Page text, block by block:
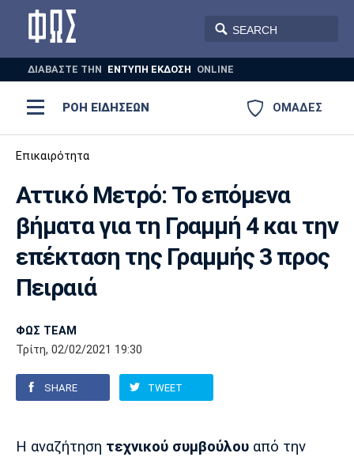
ΔΙΑΒΑΣΤΕ THN ΕΝΤΥΠΗ ΕΚΔΟΣΗ ONLINE
ΟΜΑΔΕΣ
ΡΟΗ ΕΙΔΗΣΕΩΝ
ΠΟΔΟΣΦΑΙΡΟ
ΠΟΛΟ
AUTO-MOTO PLUS
Ποδόσφαιρο
Super League 1
Super League 2
Champions League
Europa League
Μπάσκετ
Ελλάδα
ΝΒΑ
Α Γυναικών
Ολυμπιακοί Αγώνες
Τένις
Σπορ
Ολυμπιακός ΑΕΚ ΠΑΟΚ
Αστέρας
ΠΑΣ Γιάννινα
Επικαιρότητα
Αττικό Μετρό: Το επόμενα
βήματα για τη Γραμμή 4 και την
επέκταση της Γραμμής 3 προς
Πειραιά
ΦΩΣ TEAM
Τρίτη, 02/02/2021 19:30
SHARE TWEET
Η αναζήτηση τεχνικού συμβούλου από την